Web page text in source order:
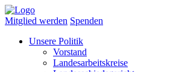
Mitglied werden Spenden
Unsere Politik
Vorstand
Landesarbeitskreise